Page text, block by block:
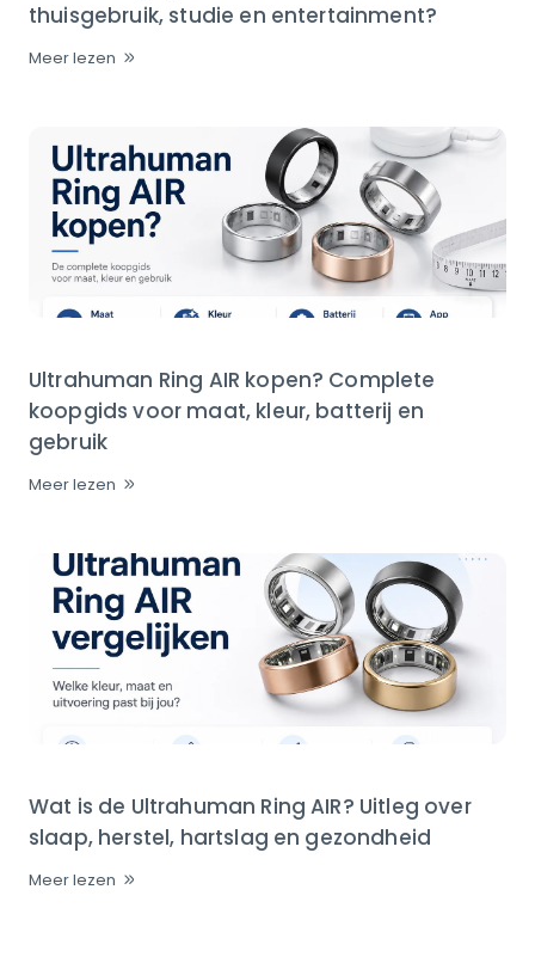
thuisgebruik, studie en entertainment?
Meer lezen
Ultrahuman Ring AIR kopen? Complete
koopgids voor maat, kleur, batterij en
gebruik
Meer lezen
Wat is de Ultrahuman Ring AIR? Uitleg over
slaap, herstel, hartslag en gezondheid
Meer lezen